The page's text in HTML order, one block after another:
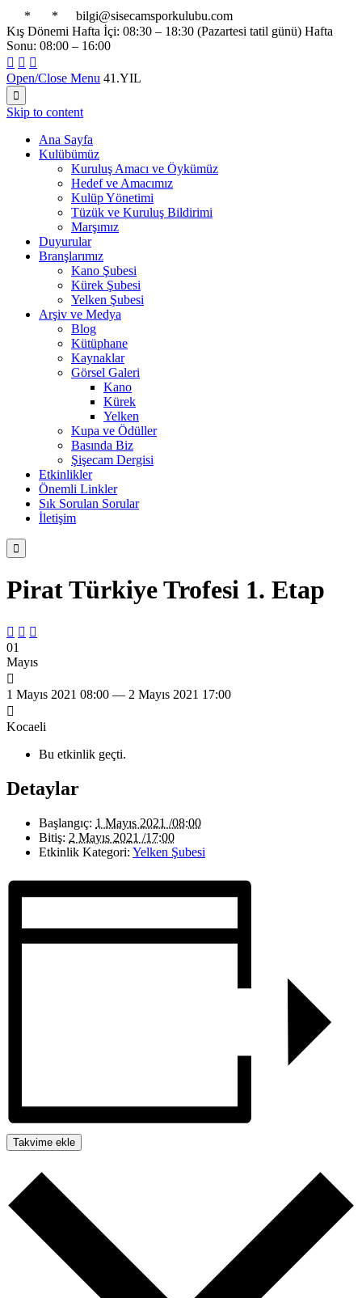
* *
bilgi@sisecamsporkulubu.com
Kış Dönemi Hafta İçi: 08:30 – 18:30 (Pazartesi tatil günü) Hafta
Sonu: 08:00 – 16:00
  
Open/Close Menu 41.YIL

Skip to content
Ana Sayfa
Kulübümüz
Kuruluş Amacı ve Öykümüz
Hedef ve Amacımız
Kulüp Yönetimi
Tüzük ve Kuruluş Bildirimi
Marşımız
Duyurular
Branşlarımız
Kano Şubesi
Kürek Şubesi
Yelken Şubesi
Arşiv ve Medya
Blog
Kütüphane
Kaynaklar
Görsel Galeri
Kano
Kürek
Yelken
Kupa ve Ödüller
Basında Biz
Şişecam Dergisi
Etkinlikler
Önemli Linkler
Sık Sorulan Sorular
İletişim

Pirat Türkiye Trofesi 1. Etap
  
01
Mayıs

1 Mayıs 2021 08:00 — 2 Mayıs 2021 17:00

Kocaeli
Bu etkinlik geçti.
Detaylar
Başlangıç: 1 Mayıs 2021 /08:00
Bitiş: 2 Mayıs 2021 /17:00
Etkinlik Kategori: Yelken Şubesi
Takvime ekle